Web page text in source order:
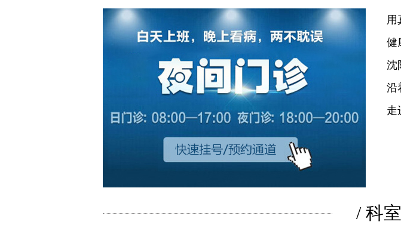
用
健
沈
沿
走
/ 科